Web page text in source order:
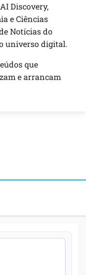
Discovery,
e Ciências
Notícias do
universo digital.
que
e arrancam